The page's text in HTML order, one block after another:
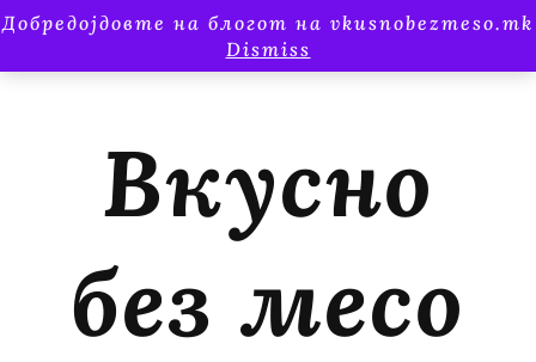
Добредојдовте на блогот на vkusnobezmeso.mk
Dismiss
Вкусно
без месо